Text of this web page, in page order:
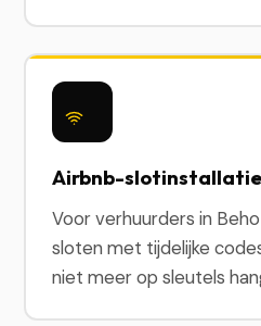
Airbnb-slotinstallatie
Voor verhuurders in
sloten met tijdelijke
niet meer op sleutels